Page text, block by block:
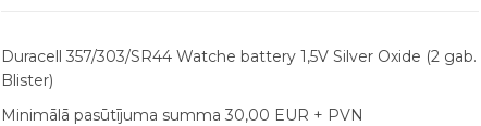
Duracell 357/303/SR44 Watche battery 1,5V Silver Oxide (2 gab.
Blister)
Minimālā pasūtījuma summa 30,00 EUR + PVN